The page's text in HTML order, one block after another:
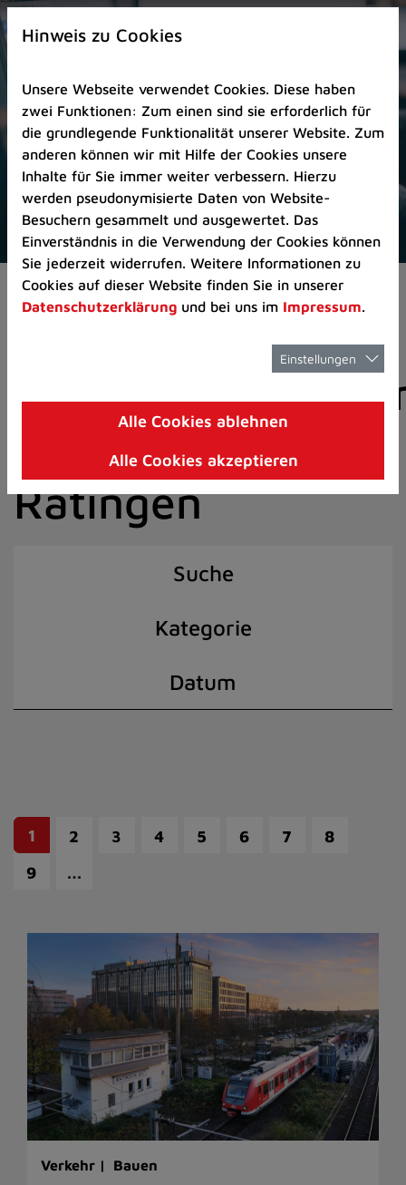
Zur
Startseite
Zum
Seitenanfang
springen
(Schnelltaste
A)
Zur
Navigation/Menü
springen
(Schnelltaste
M)
Zur
8)
I)
Aktuelles Pressemitteilungen
der Stadt
Ratingen
Suche
Kategorie
Datum
1 2 3 4 5 6 7
8
9
…
Verkehr | Bauen
Hinweis zu Cookies
Unsere Webseite verwendet Cookies. Diese haben
zwei Funktionen: Zum einen sind sie erforderlich für
die grundlegende Funktionalität unserer Website. Zum
anderen können wir mit Hilfe der Cookies unsere
Inhalte für Sie immer weiter verbessern. Hierzu
werden pseudonymisierte Daten von Website-
Besuchern gesammelt und ausgewertet. Das
Einverständnis in die Verwendung der Cookies können
Sie jederzeit widerrufen. Weitere Informationen zu
Cookies auf dieser Website finden Sie in unserer
Datenschutzerklärung und bei uns im Impressum.
Einstellungen
Alle Cookies ablehnen
Alle Cookies akzeptieren